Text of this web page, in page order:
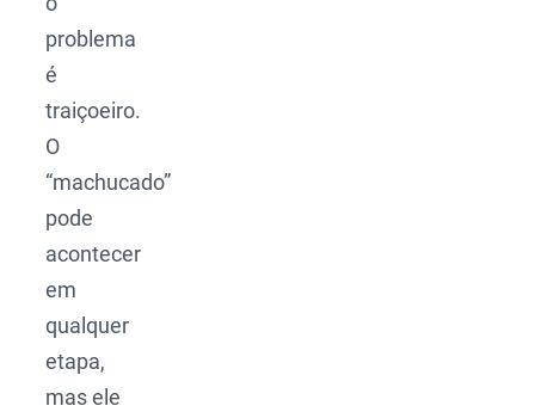
problema
é
traiçoeiro.
O
“machucado”
pode
acontecer
em
qualquer
etapa,
mas ele